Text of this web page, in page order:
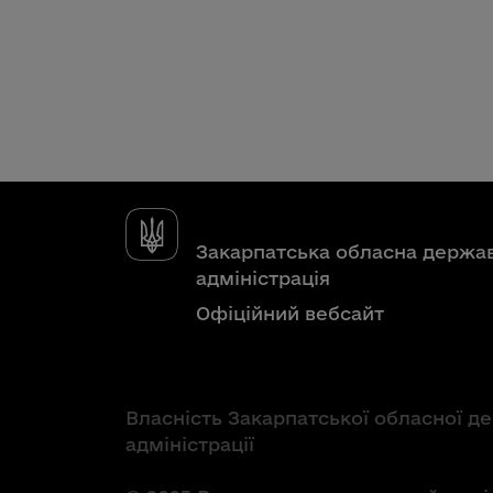
Закарпатська обласна
адміністрація
Офіційний вебсайт
Власність Закарпатської обласної
адміністрації